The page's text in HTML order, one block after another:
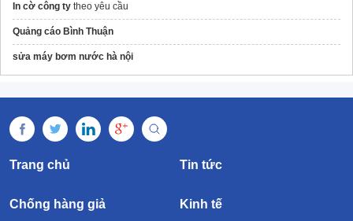
In cờ công ty theo yêu cầu
Quảng cáo Bình Thuận
sửa máy bơm nước hà nội
Trang chủ Tin tức
Chống hàng giả Kinh tế